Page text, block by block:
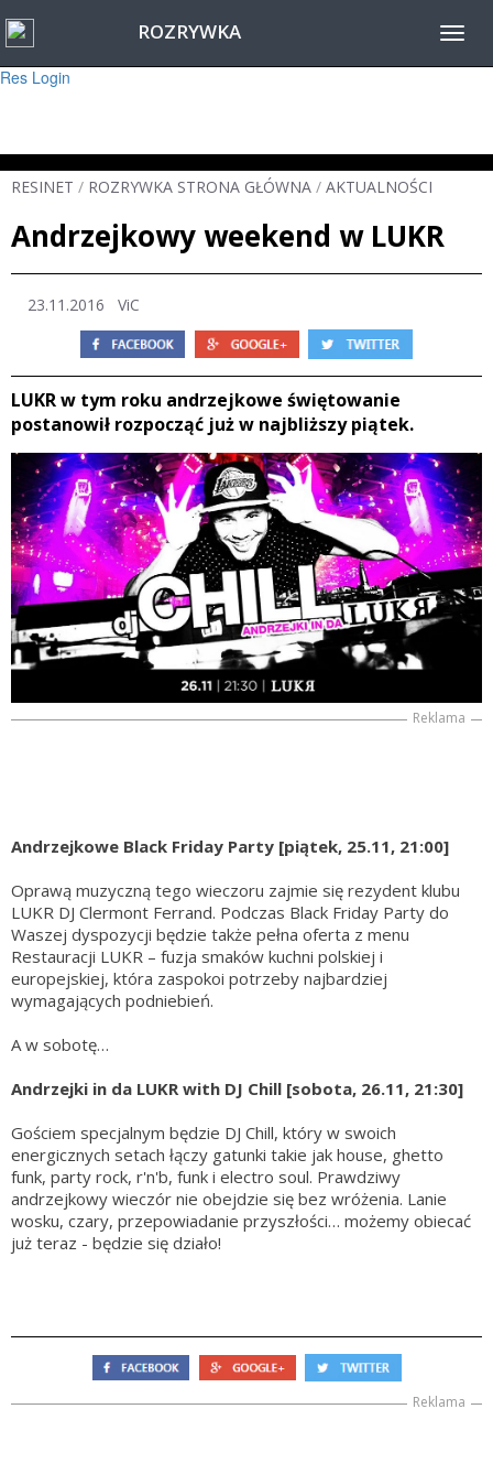
Warning
: session_start(): Failed to read session data: user (path: ) in
Res Login
ROZRYWKA
RESINET / ROZRYWKA STRONA GŁÓWNA / AKTUALNOŚCI
Andrzejkowy weekend w LUKR
23.11.2016 ViC
LUKR w tym roku andrzejkowe świętowanie
postanowił rozpocząć już w najbliższy piątek.
Reklama
Andrzejkowe Black Friday Party [piątek, 25.11, 21:00]
Oprawą muzyczną tego wieczoru zajmie się rezydent klubu
LUKR DJ Clermont Ferrand. Podczas Black Friday Party do
Waszej dyspozycji będzie także pełna oferta z menu
Restauracji LUKR – fuzja smaków kuchni polskiej i
europejskiej, która zaspokoi potrzeby najbardziej
wymagających podniebień.
A w sobotę…
Andrzejki in da LUKR with DJ Chill [sobota, 26.11, 21:30]
Gościem specjalnym będzie DJ Chill, który w swoich
energicznych setach łączy gatunki takie jak house, ghetto
funk, party rock, r'n'b, funk i electro soul. Prawdziwy
andrzejkowy wieczór nie obejdzie się bez wróżenia. Lanie
wosku, czary, przepowiadanie przyszłości… możemy obiecać
już teraz - będzie się działo!
Reklama